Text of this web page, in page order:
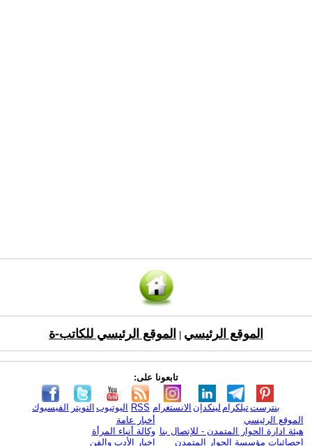
الموقع الرئيسي الموقع الرئيسي للكاتب-ة
تابعونا على:
الفيسبوك التويتر اليوتيوب RSS الانستغرام لينكدإن تيلكرامبنترست
الموقع الرئيسي
هيئة ادارة الحوار المتمدن - للإتصال بنا
إحصائيات مؤسسة الحوار المتمدن
أخبار عامة
وكالة أنباء المرأة
اخبار الأدب والفن